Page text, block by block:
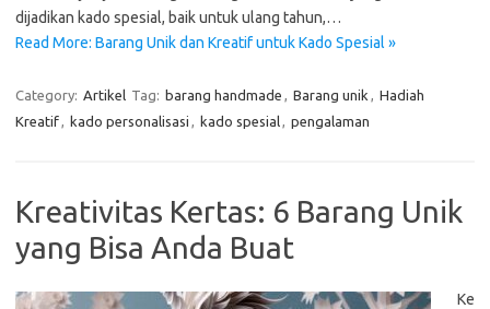
dijadikan kado spesial, baik untuk ulang tahun,…
Read More: Barang Unik dan Kreatif untuk Kado Spesial »
Category: Artikel Tag: barang handmade , Barang unik , Hadiah
Kreatif, kado personalisasi , kado spesial, pengalaman
Kreativitas Kertas: 6 Barang Unik
yang Bisa Anda Buat
Ke